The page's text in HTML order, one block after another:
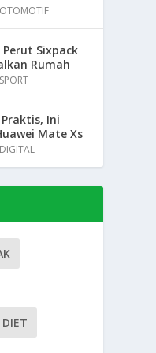
OTOMOTIF
Sixpack
Rumah
SPORT
Ini
Mate Xs
DIGITAL